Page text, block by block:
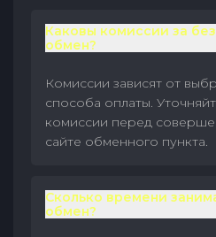
Каковы комиссии за
обмен?
Комиссии зависят от
способа оплаты.
комиссии перед
сайте обменного пункта.
Сколько времени
обмен?